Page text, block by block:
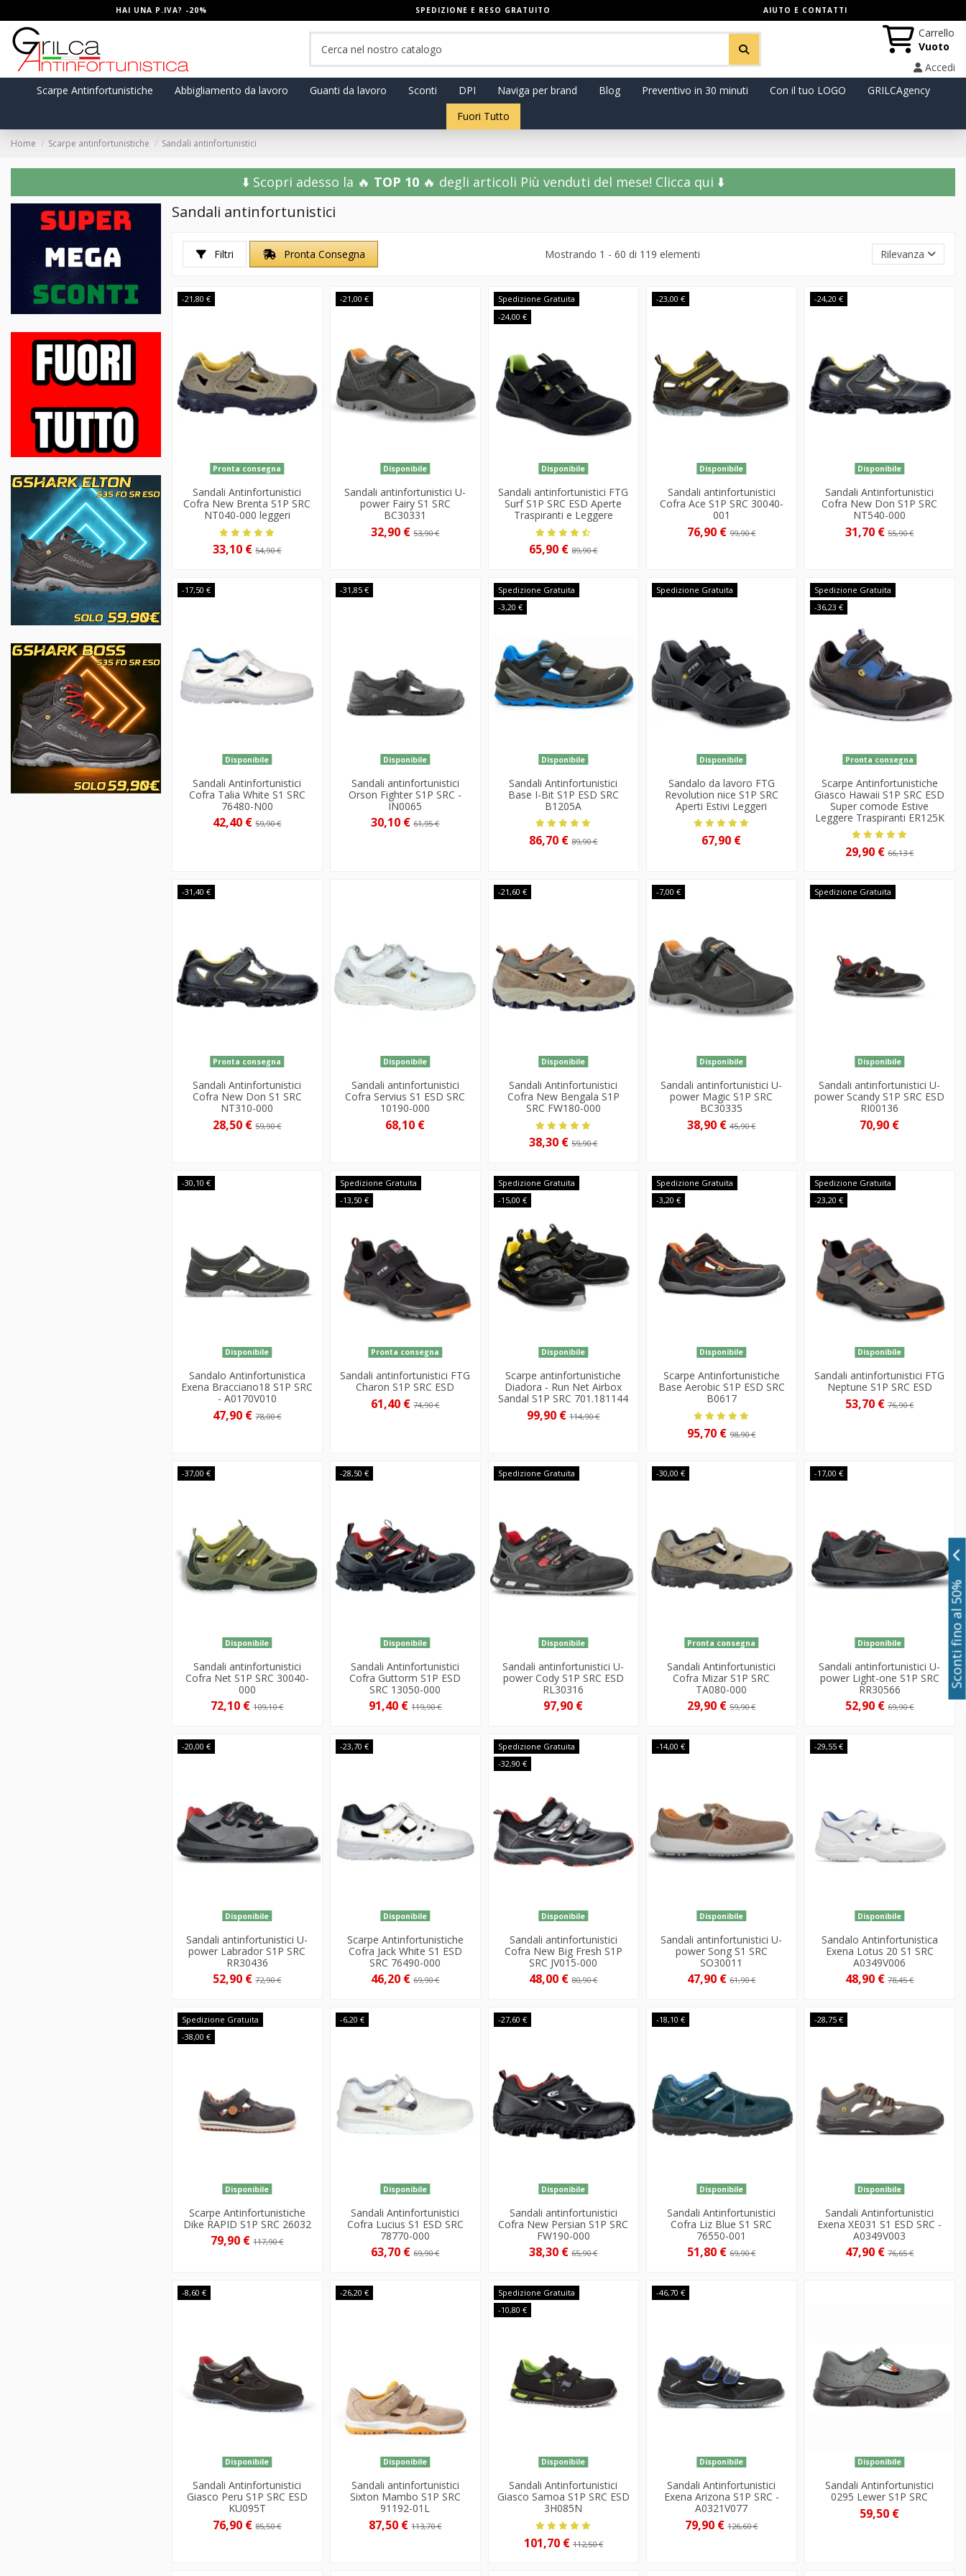
HAI UNA P.IVA? -20% SPEDIZIONE E RESO GRATUITO AIUTO E CONTATTI
Carrello
Vuoto
Accedi
Scarpe Antinfortunistiche
Abbigliamento da lavoro Guanti da lavoro Sconti DPI Naviga per brand Blog Preventivo in 30 minuti Con il tuo LOGO
GRILCAgency
Fuori Tutto
Home Scarpe antinfortunistiche Sandali antinfortunistici
⬇️ Scopri adesso la 🔥 TOP 10🔥 degli articoli Più venduti del mese!️ Clicca qui ⬇️
Sandali antinfortunistici
Filtri Pronta Consegna Mostrando 1 - 60 di 119 elementi Rilevanza
-21,80 €
Pronta consegna
Sandali Antinfortunistici
Cofra New Brenta S1P SRC
NT040-000 leggeri
33,10 €54,90 €
-21,00 €
Disponibile
Sandali antinfortunistici U-
power Fairy S1 SRC
BC30331
32,90 €53,90 €
Spedizione Gratuita
-24,00 €
Disponibile
Sandali antinfortunistici FTG
Surf S1P SRC ESD Aperte
Traspiranti e Leggere
65,90 €89,90 €
-23,00 €
Disponibile
Sandali antinfortunistici
Cofra Ace S1P SRC 30040-
001
76,90 €99,90 €
-24,20 €
Disponibile
Sandali Antinfortunistici
Cofra New Don S1P SRC
NT540-000
31,70 €55,90 €
-17,50 €
Disponibile
Sandali Antinfortunistici
Cofra Talia White S1 SRC
76480-N00
42,40 €59,90 €
-31,85 €
Disponibile
Sandali antinfortunistici
Orson Fighter S1P SRC -
IN0065
30,10 €61,95 €
Spedizione Gratuita
-3,20 €
Disponibile
Sandali Antinfortunistici
Base I-Bit S1P ESD SRC
B1205A
86,70 €89,90 €
Spedizione Gratuita
Disponibile
Sandalo da lavoro FTG
Revolution nice S1P SRC
Aperti Estivi Leggeri
67,90 €
Spedizione Gratuita
-36,23 €
Pronta consegna
Scarpe Antinfortunistiche
Giasco Hawaii S1P SRC ESD
Super comode Estive
Leggere Traspiranti ER125K
29,90 €66,13 €
-31,40 €
Pronta consegna
Sandali Antinfortunistici
Cofra New Don S1 SRC
NT310-000
28,50 €59,90 €
Disponibile
Sandali antinfortunistici
Cofra Servius S1 ESD SRC
10190-000
68,10 €
-21,60 €
Disponibile
Sandali Antinfortunistici
Cofra New Bengala S1P
SRC FW180-000
38,30 €59,90 €
-7,00 €
Disponibile
Sandali antinfortunistici U-
power Magic S1P SRC
BC30335
38,90 €45,90 €
Spedizione Gratuita
Disponibile
Sandali antinfortunistici U-
power Scandy S1P SRC ESD
RI00136
70,90 €
-30,10 €
Disponibile
Sandalo Antinfortunistica
Exena Bracciano18 S1P SRC
- A0170V010
47,90 €78,00 €
Spedizione Gratuita
-13,50 €
Pronta consegna
Sandali antinfortunistici FTG
Charon S1P SRC ESD
61,40 €74,90 €
Spedizione Gratuita
-15,00 €
Disponibile
Scarpe antinfortunistiche
Diadora - Run Net Airbox
Sandal S1P SRC 701.181144
99,90 €114,90 €
Spedizione Gratuita
-3,20 €
Disponibile
Scarpe Antinfortunistiche
Base Aerobic S1P ESD SRC
B0617
95,70 €98,90 €
Spedizione Gratuita
-23,20 €
Disponibile
Sandali antinfortunistici FTG
Neptune S1P SRC ESD
53,70 €76,90 €
-37,00 €
Disponibile
Sandali antinfortunistici
Cofra Net S1P SRC 30040-
000
72,10 €109,10 €
-28,50 €
Disponibile
Sandali Antinfortunistici
Cofra Guttorm S1P ESD
SRC 13050-000
91,40 €119,90 €
Spedizione Gratuita
Disponibile
Sandali antinfortunistici U-
power Cody S1P SRC ESD
RL30316
97,90 €
-30,00 €
Pronta consegna
Sandali Antinfortunistici
Cofra Mizar S1P SRC
TA080-000
29,90 €59,90 €
-17,00 €
Disponibile
Sandali antinfortunistici U-
power Light-one S1P SRC
RR30566
52,90 €69,90 €
-20,00 €
Disponibile
Sandali antinfortunistici U-
power Labrador S1P SRC
RR30436
52,90 €72,90 €
-23,70 €
Disponibile
Scarpe Antinfortunistiche
Cofra Jack White S1 ESD
SRC 76490-000
46,20 €69,90 €
Spedizione Gratuita
-32,90 €
Disponibile
Sandali antinfortunistici
Cofra New Big Fresh S1P
SRC JV015-000
48,00 €80,90 €
-14,00 €
Disponibile
Sandali antinfortunistici U-
power Song S1 SRC
SO30011
47,90 €61,90 €
-29,55 €
Disponibile
Sandalo Antinfortunistica
Exena Lotus 20 S1 SRC
A0349V006
48,90 €78,45 €
Spedizione Gratuita
-38,00 €
Disponibile
Scarpe Antinfortunistiche
Dike RAPID S1P SRC 26032
79,90 €117,90 €
-6,20 €
Disponibile
Sandali Antinfortunistici
Cofra Lucius S1 ESD SRC
78770-000
63,70 €69,90 €
-27,60 €
Disponibile
Sandali antinfortunistici
Cofra New Persian S1P SRC
FW190-000
38,30 €65,90 €
-18,10 €
Disponibile
Sandali Antinfortunistici
Cofra Liz Blue S1 SRC
76550-001
51,80 €69,90 €
-28,75 €
Disponibile
Sandali Antinfortunistici
Exena XE031 S1 ESD SRC -
A0349V003
47,90 €76,65 €
-8,60 €
Disponibile
Sandali Antinfortunistici
Giasco Peru S1P SRC ESD
KU095T
76,90 €85,50 €
-26,20 €
Disponibile
Sandali antinfortunistici
Sixton Mambo S1P SRC
91192-01L
87,50 €113,70 €
Spedizione Gratuita
-10,80 €
Disponibile
Sandali Antinfortunistici
Giasco Samoa S1P SRC ESD
3H085N
101,70 € 112,50 €
-46,70 €
Disponibile
Sandali Antinfortunistici
Exena Arizona S1P SRC -
A0321V077
79,90 €126,60 €
Disponibile
Sandali Antinfortunistici
0295 Lewer S1P SRC
59,50 €
Sconti fino al 50%